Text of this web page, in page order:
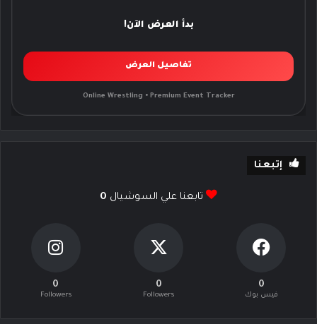
بدأ العرض الآن!
تفاصيل العرض
Online Wrestling • Premium Event Tracker
إتبعنا
تابعنا علي السوشيال 0
0
فيس بوك
0
Followers
0
Followers